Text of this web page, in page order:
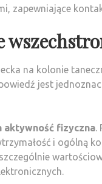
zapewniające
na kolonie
jest
aktywność fizyczna.
i ogólną